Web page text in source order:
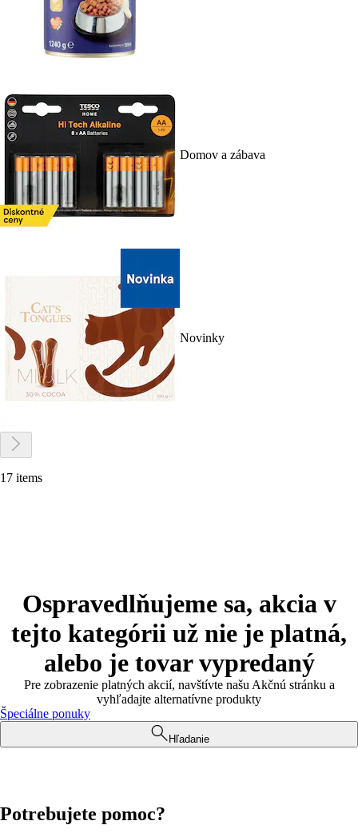
Domov a zábava
Novinky
17 items
Ospravedlňujeme sa, akcia v
tejto kategórii už nie je platná,
alebo je tovar vypredaný
Pre zobrazenie platných akcií, navštívte našu Akčnú stránku a
vyhľadajte alternatívne produkty
Špeciálne ponuky
Hľadanie
Potrebujete pomoc?